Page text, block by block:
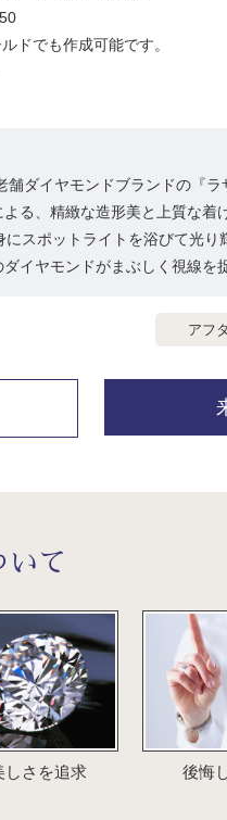
ドでも作成可能です。
ダイヤモンドブランドの『ラ
る、精緻な造形美と上質な着
スポットライトを浴びて光り
イヤモンドがまぶしく視線を
アフ
て
しさを追求 後悔